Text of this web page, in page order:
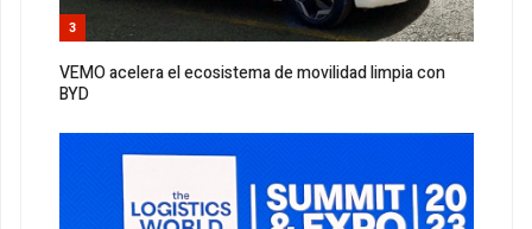
3
VEMO acelera el ecosistema de movilidad limpia con
BYD